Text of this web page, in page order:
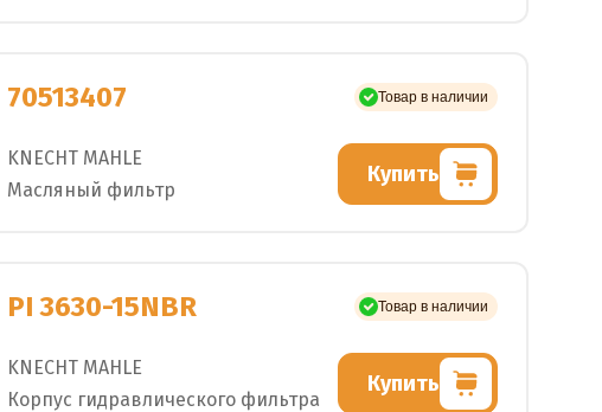
70513407 Товар в наличии
KNECHT MAHLE
Масляный фильтр
Купить
PI 3630-15NBR Товар в наличии
KNECHT MAHLE
Корпус гидравлического фильтра
Купить